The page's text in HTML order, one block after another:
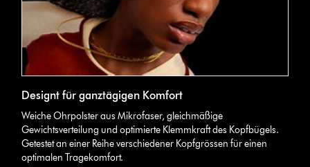
Designt für ganztägigen Komfort
Weiche Ohrpolster aus Mikrofaser, gleichmäßige
Gewichtsverteilung und optimierte Klemmkraft des Kopfbügels.
Getestet an einer Reihe verschiedener Kopfgrössen für einen
optimalen Tragekomfort.